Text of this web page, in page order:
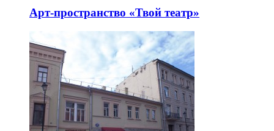
Арт-пространство «Твой театр»